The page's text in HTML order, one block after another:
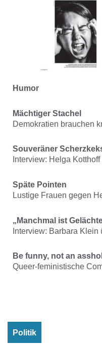
Humor
Mächtiger Stachel
Demokratien brauchen
Souveräner
Interview: Helga
Späte Pointen
Lustige Frauen gegen
„Manchmal ist
Interview: Barbara Klein
Be funny, not an
Queer-feministische
Politik